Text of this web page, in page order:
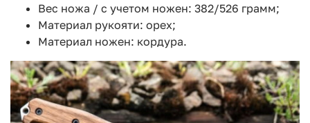
Вес ножа / с учетом ножен: 382/526 грамм;
Материал рукояти: орех;
Материал ножен: кордура.